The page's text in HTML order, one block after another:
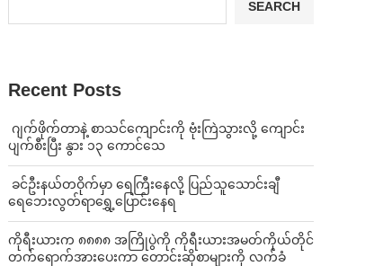
SEARCH
Recent Posts
⁨⁩ ⁨ဂျက်ဖိုက်တာနဲ့ စာသင်ကျောင်းကို ဗုံးကြဲသွားလို့ ကျောင်း
ပျက်စီးပြီး နွား ၁၃ ကောင်သေ
⁩ ⁨ခင်ဦးနယ်တဝိုက်မှာ ရေကြီးနေလို့ ပြည်သူသောင်းချီ
ရေဘေးလွတ်ရာရွှေ့ပြောင်းနေရ
ကိုရီးယားက ၈၈၈၈ အကြိုပွဲကို ကိုရီးယားအမတ်ကိုယ်တိုင်
တက်ရောက်အားပေးကာ တောင်းဆိုစာများကို လက်ခံ